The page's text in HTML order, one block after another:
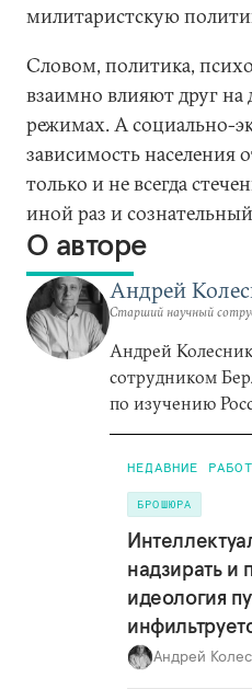
милитаристскую
Словом, политика,
взаимно влияют друг на
режимах. А социально-
зависимость населения
только и не всегда
иной раз и
О авторе
Андрей
Старший научный
Андрей
сотрудником
по изучению
НЕДАВНИЕ
БРОШЮРА
надзирать и
идеология
Андрей